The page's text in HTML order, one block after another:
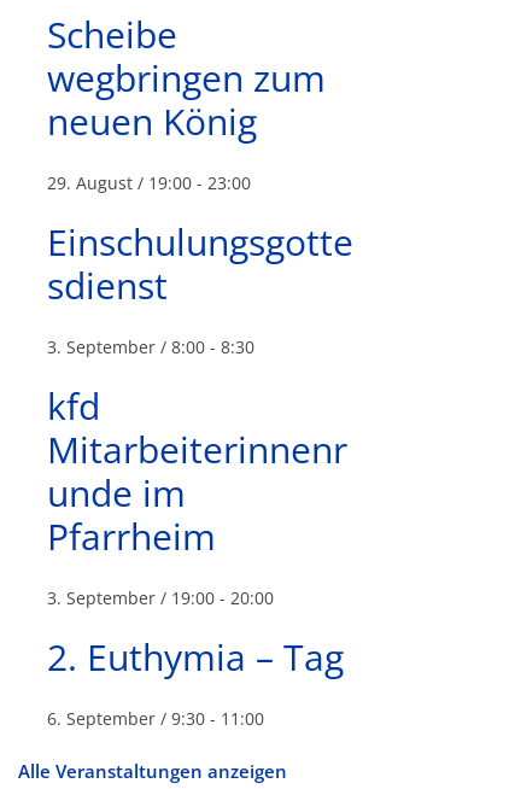
Scheibe
wegbringen zum
neuen König
29. August / 19:00 - 23:00
Einschulungsgotte
sdienst
3. September / 8:00 - 8:30
kfd
Mitarbeiterinnenr
unde im
Pfarrheim
3. September / 19:00 - 20:00
2. Euthymia – Tag
6. September / 9:30 - 11:00
Alle Veranstaltungen anzeigen